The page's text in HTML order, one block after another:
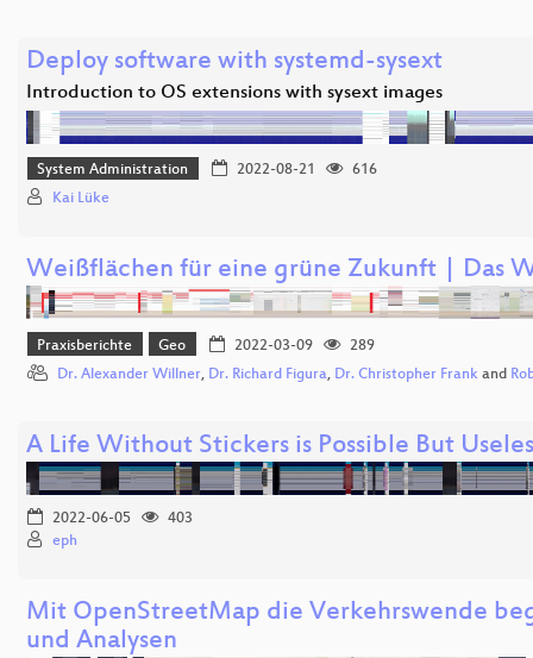
Deploy software with systemd-sysext
Introduction to OS extensions with sysext images
System Administration 2022-08-21
616
Kai Lüke
Weißflächen für eine grüne Zukunft | Das
Praxisberichte Geo 2022-03-09
289
Dr. Alexander Willner, Dr. Richard Figura, Dr. Christopher Frank and
A Life Without Stickers is Possible But
2022-06-05
403
eph
Mit OpenStreetMap die Verkehrswende
und Analysen